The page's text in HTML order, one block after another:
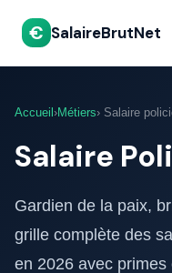
€ SalaireBrutNet
Accueil ›Métiers› Salaire
Salaire
Gardien de la paix,
grille complète des
en 2026 avec primes